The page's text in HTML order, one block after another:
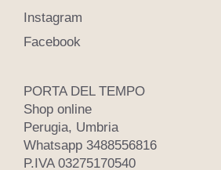
Instagram
Facebook
PORTA DEL TEMPO
Shop online
Perugia, Umbria
Whatsapp 3488556816
P.IVA 03275170540